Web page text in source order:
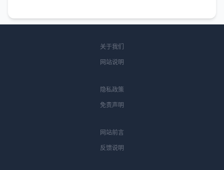
关于我们
网站说明
隐私政策
免责声明
网站前言
反馈说明